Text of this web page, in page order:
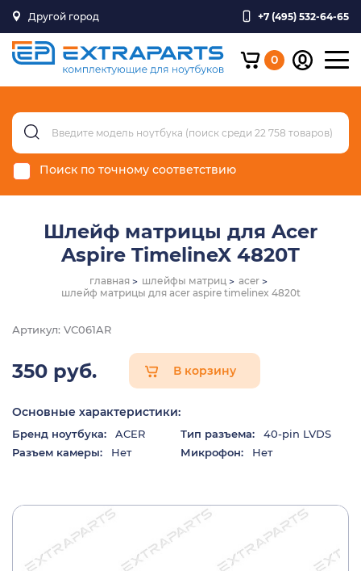
Другой город +7 (495) 532-64-65
0
Поиск по точному соответствию
Шлейф матрицы для Acer
Aspire TimelineX 4820T
главная шлейфы матриц
acer
шлейф матрицы для acer aspire timelinex 4820t
Артикул: VC061AR
350 руб. В корзину
Основные характеристики:
Бренд ноутбука: ACER Тип разъема:
40-pin LVDS
Разъем камеры:
Нет Микрофон: Нет